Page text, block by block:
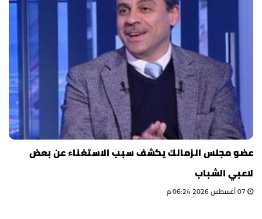
عضو مجلس الزمالك يكشف سبب الاستغناء عن بعض
لاعبي الشباب